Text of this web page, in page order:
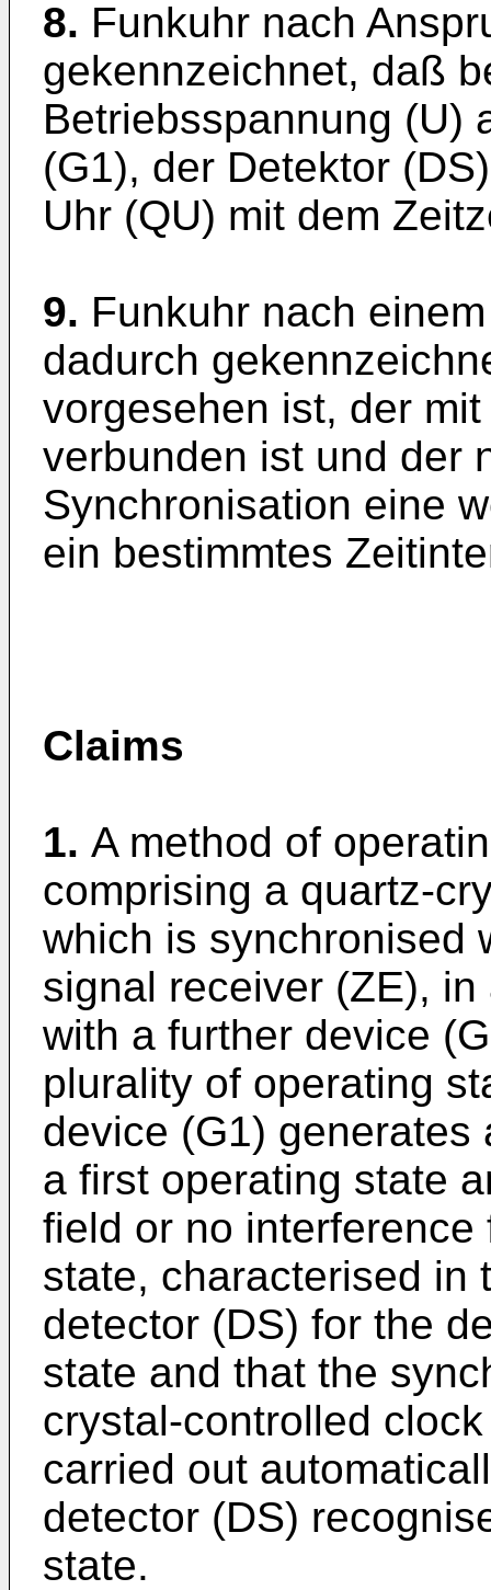
8. Funkuhr nach
gekennzeichnet, daß
Betriebsspannung (U)
(G1), der Detektor
Uhr (QU) mit dem
9. Funkuhr nach
dadurch
vorgesehen ist, der
verbunden ist und der
Synchronisation eine
ein bestimmtes
Claims
1. A method of
comprising a quartz-
which is synchronised
signal receiver (ZE),
with a further device
plurality of operating
device (G1)
a first operating state
field or no
state, characterised in
detector (DS) for the
state and that the
crystal-controlled
carried out
detector (DS)
state.